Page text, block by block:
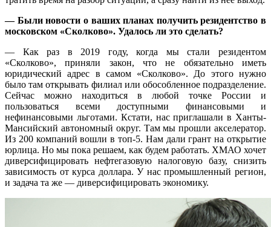
— Были новости о ваших планах получить резидентство в
московском «Сколково». Удалось ли это сделать?
— Как раз в 2019 году, когда мы стали резидентом
«Сколково», приняли закон, что не обязательно иметь
юридический адрес в самом «Сколково». До этого нужно
было там открывать филиал или обособленное подразделение.
Сейчас можно находиться в любой точке России и
пользоваться всеми доступными финансовыми и
нефинансовыми льготами. Кстати, нас приглашали в Ханты-
Мансийский автономный округ. Там мы прошли акселератор.
Из 200 компаний вошли в топ-5. Нам дали грант на открытие
юрлица. Но мы пока решаем, как будем работать. ХМАО хочет
диверсифицировать нефтегазовую налоговую базу, снизить
зависимость от курса доллара. У нас промышленный регион,
и задача та же — диверсифицировать экономику.